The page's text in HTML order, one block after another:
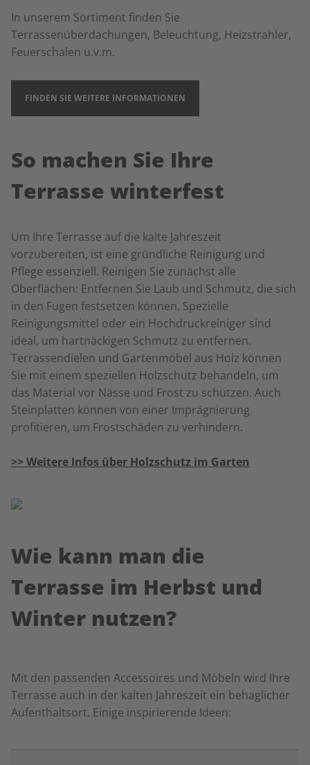
In unserem Sortiment finden Sie
Terrassenüberdachungen, Beleuchtung, Heizstrahler,
Feuerschalen u.v.m.
FINDEN SIE WEITERE INFORMATIONEN
So machen Sie Ihre
Terrasse winterfest
Um Ihre Terrasse auf die kalte Jahreszeit
vorzubereiten, ist eine gründliche Reinigung und
Pflege essenziell. Reinigen Sie zunächst alle
Oberflächen: Entfernen Sie Laub und Schmutz, die sich
in den Fugen festsetzen können. Spezielle
Reinigungsmittel oder ein Hochdruckreiniger sind
ideal, um hartnäckigen Schmutz zu entfernen.
Terrassendielen und Gartenmöbel aus Holz können
Sie mit einem speziellen Holzschutz behandeln, um
das Material vor Nässe und Frost zu schützen. Auch
Steinplatten können von einer Imprägnierung
profitieren, um Frostschäden zu verhindern.
>> Weitere Infos über Holzschutz im Garten
Wie kann man die
Terrasse im Herbst und
Winter nutzen?
Mit den passenden Accessoires und Möbeln wird Ihre
Terrasse auch in der kalten Jahreszeit ein behaglicher
Aufenthaltsort. Einige inspirierende Ideen: